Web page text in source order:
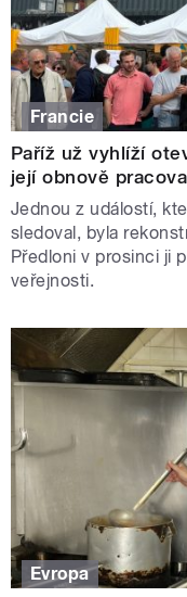
Francie
Paříž už vyhlíží
její obnově
Jednou z událostí,
sledoval, byla
Předloni v prosinci ji
veřejnosti.
Evropa